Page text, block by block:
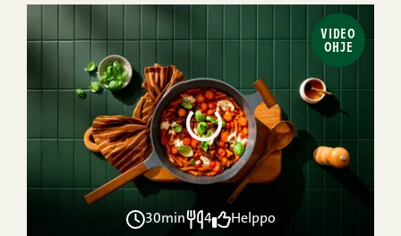
VIDEO
OHJE
30min 4 Helppo